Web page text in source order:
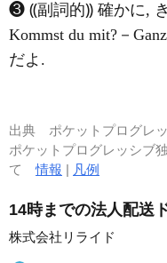
❸ ⸨副詞的⸩ 確かに,
Kommst du mit?－
だよ.
出典 ポケットプログレ
ポケットプログレッシブ
て情報 | 凡例
14時までの法人配送
株式会社リライド